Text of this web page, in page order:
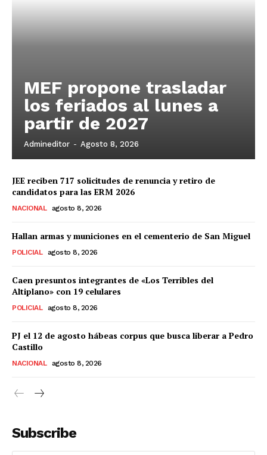
MEF propone trasladar
los feriados al lunes a
partir de 2027
Admineditor - Agosto 8, 2026
JEE reciben 717 solicitudes de renuncia y retiro de
candidatos para las ERM 2026
NACIONAL agosto 8, 2026
Hallan armas y municiones en el cementerio de San Miguel
POLICIAL agosto 8, 2026
Caen presuntos integrantes de «Los Terribles del
Altiplano» con 19 celulares
POLICIAL agosto 8, 2026
PJ el 12 de agosto hábeas corpus que busca liberar a Pedro
Castillo
NACIONAL agosto 8, 2026
Subscribe